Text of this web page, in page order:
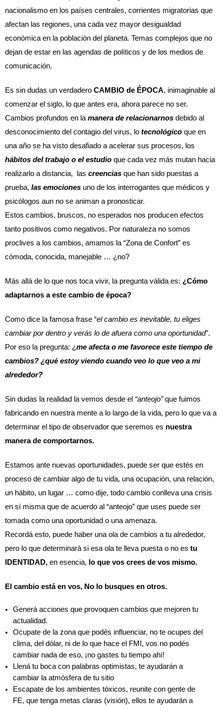
nacionalismo en los países centrales, corrientes migratorias que
afectan las regiones, una cada vez mayor desigualdad
económica en la población del planeta. Temas complejos que no
dejan de estar en las agendas de políticos y de los medios de
comunicación.
Es sin dudas un verdadero CAMBIO de ÉPOCA, inimaginable al
comenzar el siglo, lo que antes era, ahora parece no ser.
Cambios profundos en la manera de relacionarnos debido al
desconocimiento del contagio del virus, lo tecnológico que en
hábitos del trabajo o el estudio que cada vez más mutan hacia
realizarlo a distancia,  las creencias que han sido puestas a
prueba, las emociones uno de los interrogantes que médicos y
psicólogos aun no se animan a pronosticar.
Estos cambios, bruscos, no esperados nos producen efectos
tanto positivos como negativos. Por naturaleza no somos
proclives a los cambios, amamos la “Zona de Confort” es
cómoda, conocida, manejable … ¿no?
Más allá de lo que nos toca vivir, la pregunta válida es: ¿Cómo
adaptarnos a este cambio de época?
Como dice la famosa frase “el cambio es inevitable, tu eliges
cambiar por dentro y verás lo de afuera como una oportunidad”.
Por eso la pregunta: ¿me afecta o me favorece este tiempo de
cambios? ¿qué estoy viendo cuando veo lo que veo a mi
alrededor?
Sin dudas la realidad la vemos desde el “anteojo” que fuimos
fabricando en nuestra mente a lo largo de la vida, pero lo que va a
determinar el tipo de observador que seremos es nuestra
manera de comportarnos.
Estamos ante nuevas oportunidades, puede ser que estés en
proceso de cambiar algo de tu vida, una ocupación, una relación,
un hábito, un lugar … como dije, todo cambio conlleva una crisis
en sí misma que de acuerdo al “anteojo” que uses puede ser
tomada como una oportunidad o una amenaza.
Recordá esto, puede haber una ola de cambios a tu alrededor,
pero lo que determinará si esa ola te lleva puesta o no es tu
IDENTIDAD, en esencia, lo que vos crees de vos mismo.
El cambio está en vos, No lo busques en otros.
Generá acciones que provoquen cambios que mejoren tu
actualidad.
Ocupate de la zona que podés influenciar, no te ocupes del
clima, del dólar, ni de lo que hace el FMI, vos no podés
cambiar nada de eso, ¡no gastes tu tiempo ahí!
Llená tu boca con palabras optimistas, te ayudarán a
cambiar la atmósfera de tu sitio
Escapate de los ambientes tóxicos, reunite con gente de
FE, que tenga metas claras (visión), ellos te ayudarán a